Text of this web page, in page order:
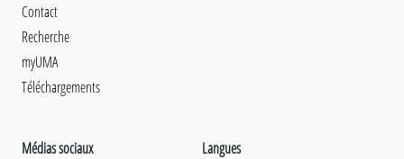
Contact
Recherche
myUMA
Téléchargements
Médias sociaux
Langues